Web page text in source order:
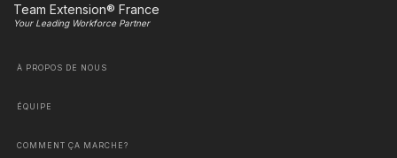
Team Extension® France
Your Leading Workforce Partner
À PROPOS DE NOUS
ÉQUIPE
COMMENT ÇA MARCHE?